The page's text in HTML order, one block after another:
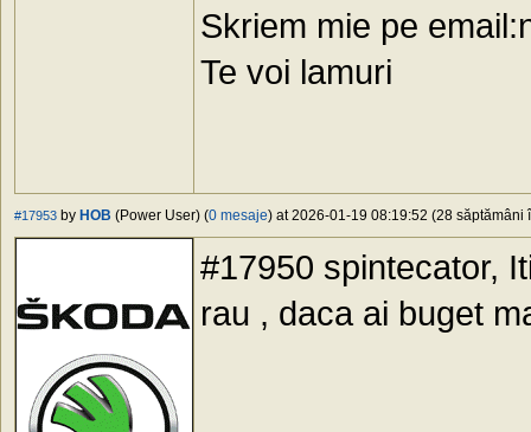
Skriem mie pe email:
Te voi lamuri
#17953 by HOB (Power User) (0 mesaje) at 2026-01-19 08:19:52 (28 săptămâni
#17950 spintecator,
rau , daca ai buget